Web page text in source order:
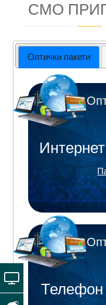
СМО
Оптички пакети
Телефон